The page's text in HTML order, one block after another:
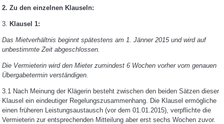
2. Zu den einzelnen Klauseln:
3. Klausel 1:
Das Mietverhältnis beginnt spätestens am 1. Jänner 2015 und wird auf
unbestimmte Zeit abgeschlossen.
Die Vermieterin wird den Mieter zumindest 6 Wochen vorher vom genauen
Übergabetermin verständigen.
3.1 Nach Meinung der Klägerin besteht zwischen den beiden Sätzen dieser
Klausel ein eindeutiger Regelungszusammenhang. Die Klausel ermögliche
einen früheren Leistungsaustausch (vor dem 01.01.2015), verpflichte die
Vermieterin zur entsprechenden Mitteilung aber erst sechs Wochen zuvor.